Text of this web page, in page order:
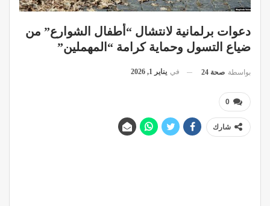
دعوات برلمانية لانتشال “أطفال الشوارع” من
ضياع التسول وحماية كرامة “المهملين”
بواسطة صحة 24 في يناير 1, 2026
0
شارك